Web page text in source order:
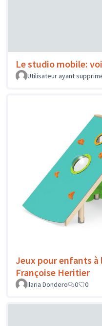
Le studio mobile:
Utilisateur ayant
Jeux pour enfants à
Françoise Heritier
Ilaria Dondero
0 0